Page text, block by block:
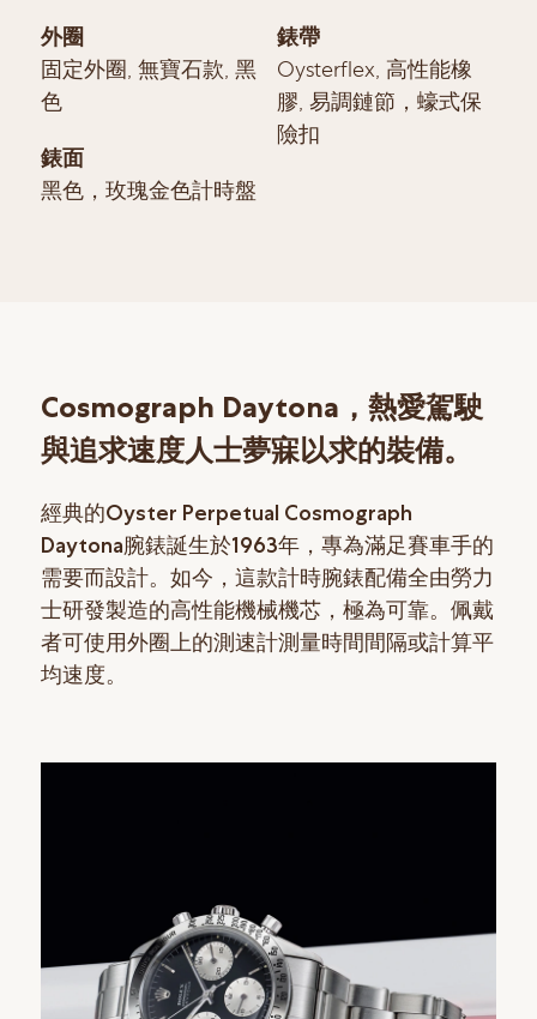
外圈
固定外圈, 無寶石款, 黑
色
錶面
黑色，玫瑰金色計時盤
錶帶
Oysterflex, 高性能橡
膠, 易調鏈節，蠔式保
險扣
Cosmograph Daytona，熱愛駕駛
與追求速度人士夢寐以求的裝備。
經典的Oyster Perpetual Cosmograph
Daytona腕錶誕生於1963年，專為滿足賽車手的
需要而設計。如今，這款計時腕錶配備全由勞力
士研發製造的高性能機械機芯，極為可靠。佩戴
者可使用外圈上的測速計測量時間間隔或計算平
均速度。